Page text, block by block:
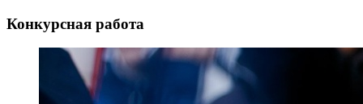
Конкурсная работа